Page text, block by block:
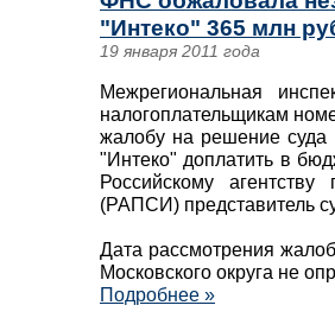
"Интеко" 365 млн
19 января 2011 года
Межрегиональная
налогоплательщикам
жалобу на решение суда
"Интеко" доплатить в
Российскому
(РАПСИ) представитель
Дата рассмотрения
Московского округа не
Подробнее »